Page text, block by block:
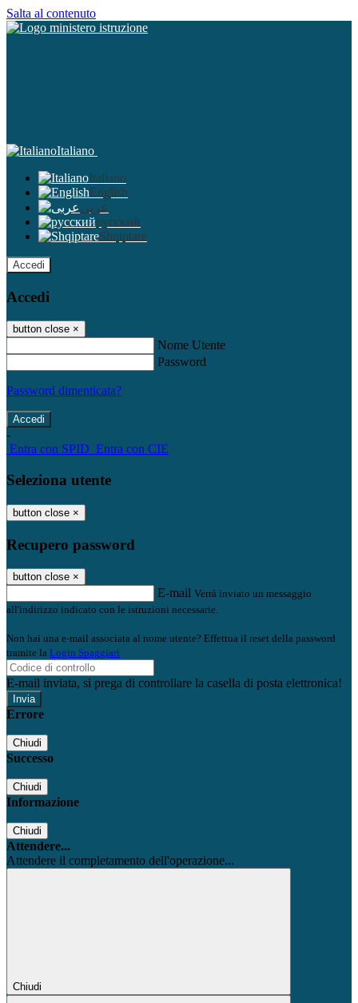
Salta al contenuto
Italiano
Italiano
English
عربى
русский
Shqiptare
Accedi
Accedi
button close ×
Nome Utente
Password
Password dimenticata?
-
Entra con SPID Entra con CIE
Seleziona utente
button close ×
Recupero password
button close ×
E-mail Verrà inviato un messaggio
all'indirizzo indicato con le istruzioni necessarie.
Non hai una e-mail associata al nome utente? Effettua il reset della password
tramite la Login Spaggiari
E-mail inviata, si prega di controllare la casella di posta elettronica!
Errore
Chiudi
Successo
Chiudi
Informazione
Chiudi
Attendere...
Attendere il completamento dell'operazione...
Chiudi